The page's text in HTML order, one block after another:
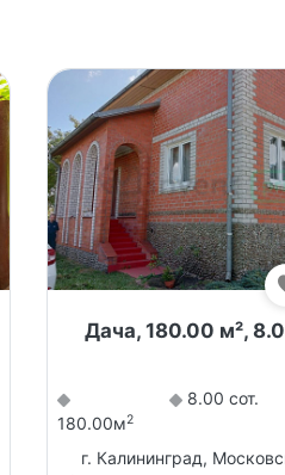
Дача, 180.00 м²,
180.00м2
8.00 сот.
г. Калининград,